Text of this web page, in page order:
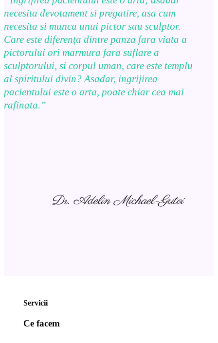
necesita devotament si pregatire, asa cum
necesita si munca unui pictor sau sculptor.
Care este diferența dintre panza fara viata a
pictorului ori marmura fara suflare a
sculptorului, si corpul uman, care este templu
al spiritului divin? Asadar, ingrijirea
pacientului este o arta, poate chiar cea mai
rafinata.”
Dr. Adelin Michael-Gutoi
Servicii
Ce facem